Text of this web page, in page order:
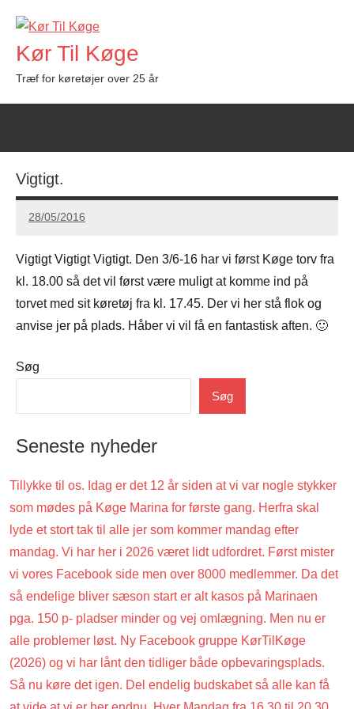
indhold
Kør Til Køge
Træf for køretøjer over 25 år
Vigtigt.
28/05/2016
Carsten
Vigtigt Vigtigt Vigtigt. Den 3/6-16 har vi først Køge torv fra
kl. 18.00 så det vil først være muligt at komme ind på
torvet med sit køretøj fra kl. 17.45. Der vi her stå flok og
anvise jer på plads. Håber vi vil få en fantastisk aften. 🙂
Søg
Søg
Seneste nyheder
Tillykke til os. Idag er det 12 år siden at vi var nogle stykker
som mødes på Køge Marina for første gang. Herfra skal
lyde et stort tak til alle jer som kommer mandag efter
mandag. Vi har her i 2026 været lidt udfordret. Først mister
vi vores Facebook side men over 8000 medlemmer. Da det
så endelige bliver sæson start er alt kasos på Marinaen
pga. 150 p- pladser minder og vej omlægning. Men nu er
alle problemer løst. Ny Facebook gruppe KørTilKøge
(2026) og vi har lånt den tidliger både opbevaringsplads.
Så nu køre det igen. Del endelig budskabet så alle kan få